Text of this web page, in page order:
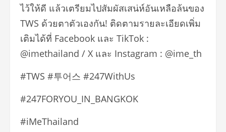
ไว้ให้ดี แล้วเตรียมไปสัมผัสเสน่ห์อันเหลือล้นของ
TWS ด้วยตาตัวเองกัน! ติดตามรายละเอียดเพิ่ม
เติมได้ที่ Facebook และ TikTok :
@imethailand / X และ Instagram : @ime_th
#TWS #투어스 #247WithUs
#247FORYOU_IN_BANGKOK
#iMeThailand